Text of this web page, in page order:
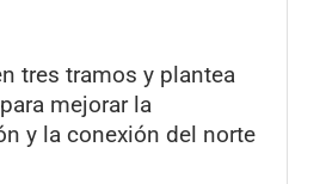
tres tramos y plantea
mejorar la
y la conexión del norte